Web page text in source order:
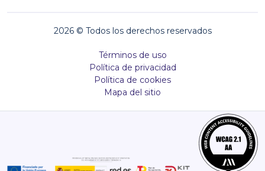
2026© Todos los derechos reservados
Términos de uso
Política de privacidad
Política de cookies
Mapa del sitio